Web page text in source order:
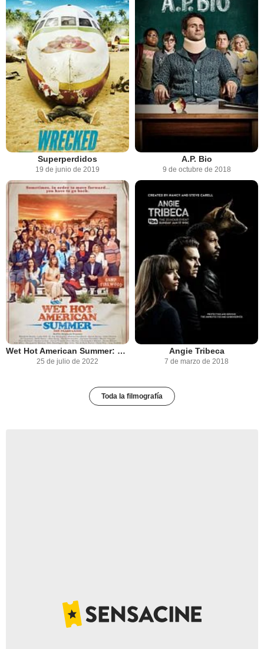
Superperdidos
19 de junio de 2019
A.P. Bio
9 de octubre de 2018
Wet Hot American Summer: 10 años después
25 de julio de 2022
Angie Tribeca
7 de marzo de 2018
Toda la filmografía